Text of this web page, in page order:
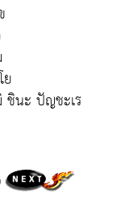
นะ ปัญชะเร